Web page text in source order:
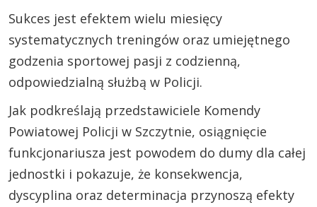
Sukces jest efektem wielu miesięcy
systematycznych treningów oraz umiejętnego
godzenia sportowej pasji z codzienną,
odpowiedzialną służbą w Policji.
Jak podkreślają przedstawiciele Komendy
Powiatowej Policji w Szczytnie, osiągnięcie
funkcjonariusza jest powodem do dumy dla całej
jednostki i pokazuje, że konsekwencja,
dyscyplina oraz determinacja przynoszą efekty